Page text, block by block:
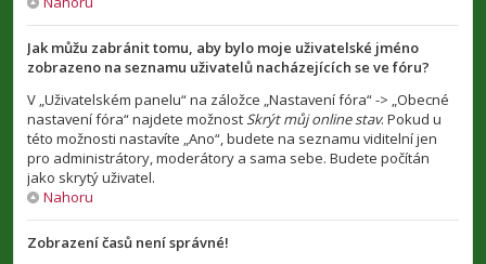
Jak můžu zabránit tomu, aby bylo moje uživatelské jméno
zobrazeno na seznamu uživatelů nacházejících se ve fóru?
V „Uživatelském panelu“ na záložce „Nastavení fóra“ -> „Obecné
nastavení fóra“ najdete možnostSkrýt můj online stav. Pokud u
této možnosti nastavíte „Ano“, budete na seznamu viditelní jen
pro administrátory, moderátory a sama sebe. Budete počítán
jako skrytý uživatel.
Nahoru
Zobrazení časů není správné!